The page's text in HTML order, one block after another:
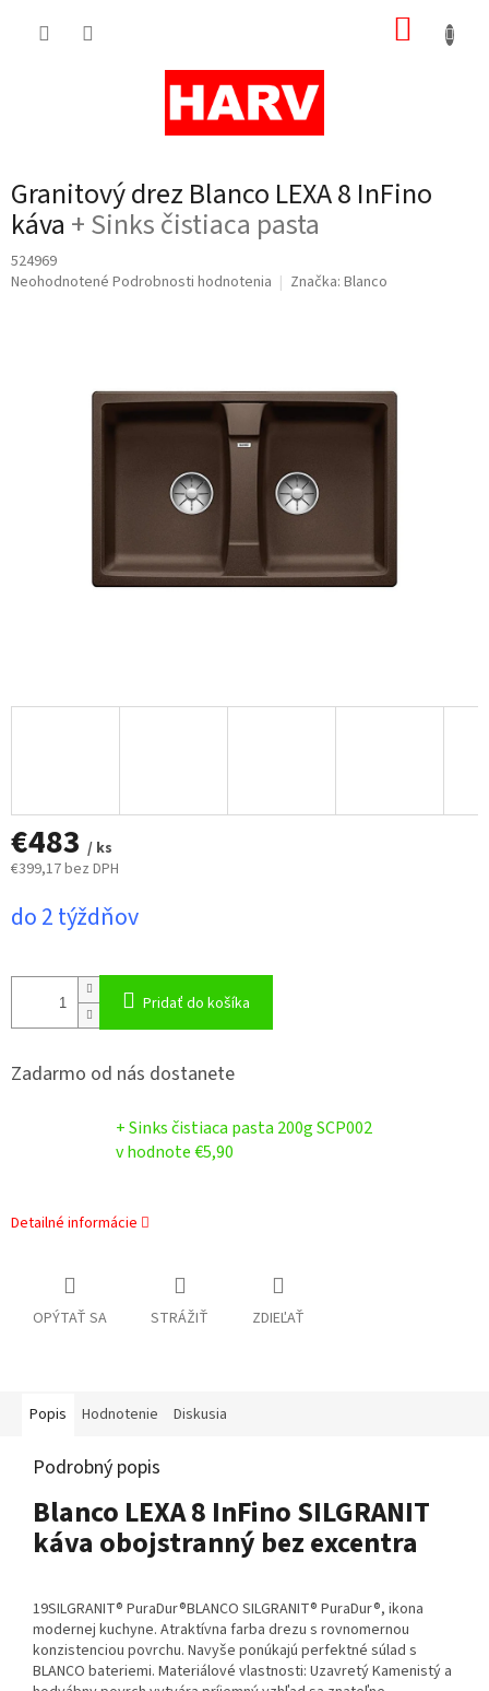
Granitový drez Blanco LEXA 8 InFino
káva + Sinks čistiaca pasta
524969
Priemerné
Neohodnotené Podrobnosti hodnotenia Značka: Blanco
€483 / ks
€399,17 bez DPH
cena:
do 2 týždňov
Pridať do košíka
Zadarmo od nás dostanete
+ Sinks čistiaca pasta 200g SCP002
v hodnote €5,90
Detailné informácie
OPÝTAŤ SA STRÁŽIŤ ZDIEĽAŤ
Popis Hodnotenie Diskusia
Podrobný popis
Blanco LEXA 8 InFino SILGRANIT
káva obojstranný bez excentra
19SILGRANIT® PuraDur®BLANCO SILGRANIT® PuraDur®, ikona
modernej kuchyne. Atraktívna farba drezu s rovnomernou
konzistenciou povrchu. Navyše ponúkajú perfektné súlad s
BLANCO bateriemi. Materiálové vlastnosti: Uzavretý Kamenistý a